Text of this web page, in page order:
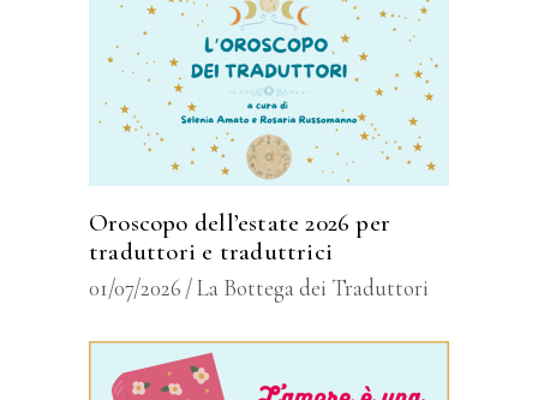
Oroscopo dell’estate 2026 per
traduttori e traduttrici
01/07/2026 La Bottega dei Traduttori